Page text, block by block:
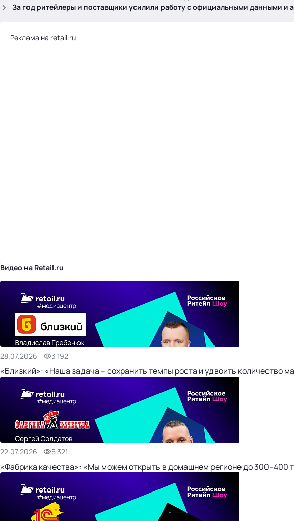
За год ритейлеры и поставщики усилили работу с официальными данными
Реклама на retail.ru
Видео на Retail.ru
28.07.2026 3 192
«Близкий»: «Наша задача – сохранить темпы роста и удвоить количество
22.07.2026 5 321
«Фабрика качества»: «Мы можем открыть в домашнем регионе до 300–400